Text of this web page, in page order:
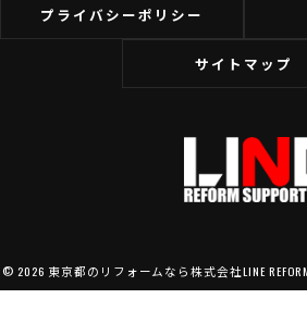
プライバシーポリシー
サイトマップ
© 2026 東京都のリフォームなら株式会社LINE REFORM